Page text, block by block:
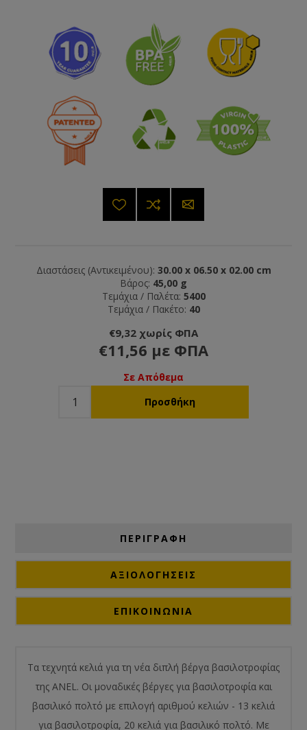
Διαστάσεις (Αντικειμένου): 30.00 x 06.50 x 02.00 cm
Βάρος: 45,00 g
Τεμάχια / Παλέτα: 5400
Τεμάχια / Πακέτο: 40
€9,32 χωρίς ΦΠΑ
€11,56 με ΦΠΑ
Σε Απόθεμα
ΠΕΡΙΓΡΑΦΗ
ΑΞΙΟΛΟΓΉΣΕΙΣ
ΕΠΙΚΟΙΝΩΝΙΑ
Τα τεχνητά κελιά για τη νέα διπλή βέργα βασιλοτροφίας
της ANEL. Οι μοναδικές βέργες για βασιλοτροφία και
βασιλικό πολτό με επιλογή αριθμού κελιών - 13 κελιά
για βασιλοτροφία, 20 κελιά για βασιλικό πολτό. Με